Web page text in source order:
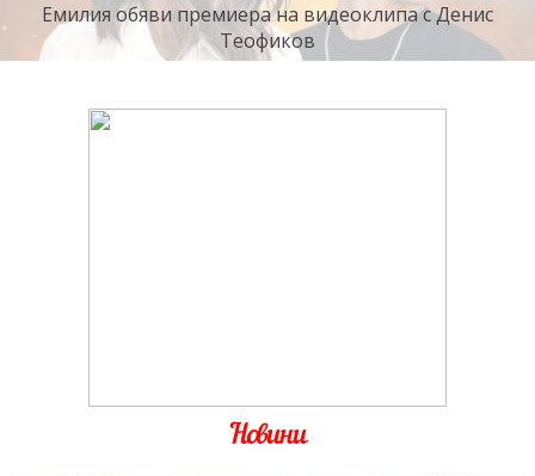
Емилия обяви премиера на видеоклипа с Денис
Теофиков
Новини